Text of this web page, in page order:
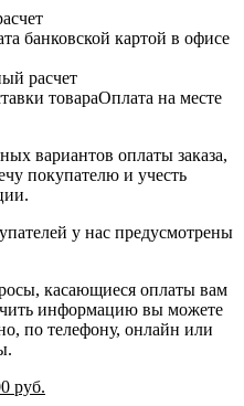
банковской картой в офисе
расчет
Оплата на месте
вариантов оплаты заказа,
покупателю и учесть
у нас предусмотрены
касающиеся оплаты вам
информацию вы можете
по телефону, онлайн или
руб.